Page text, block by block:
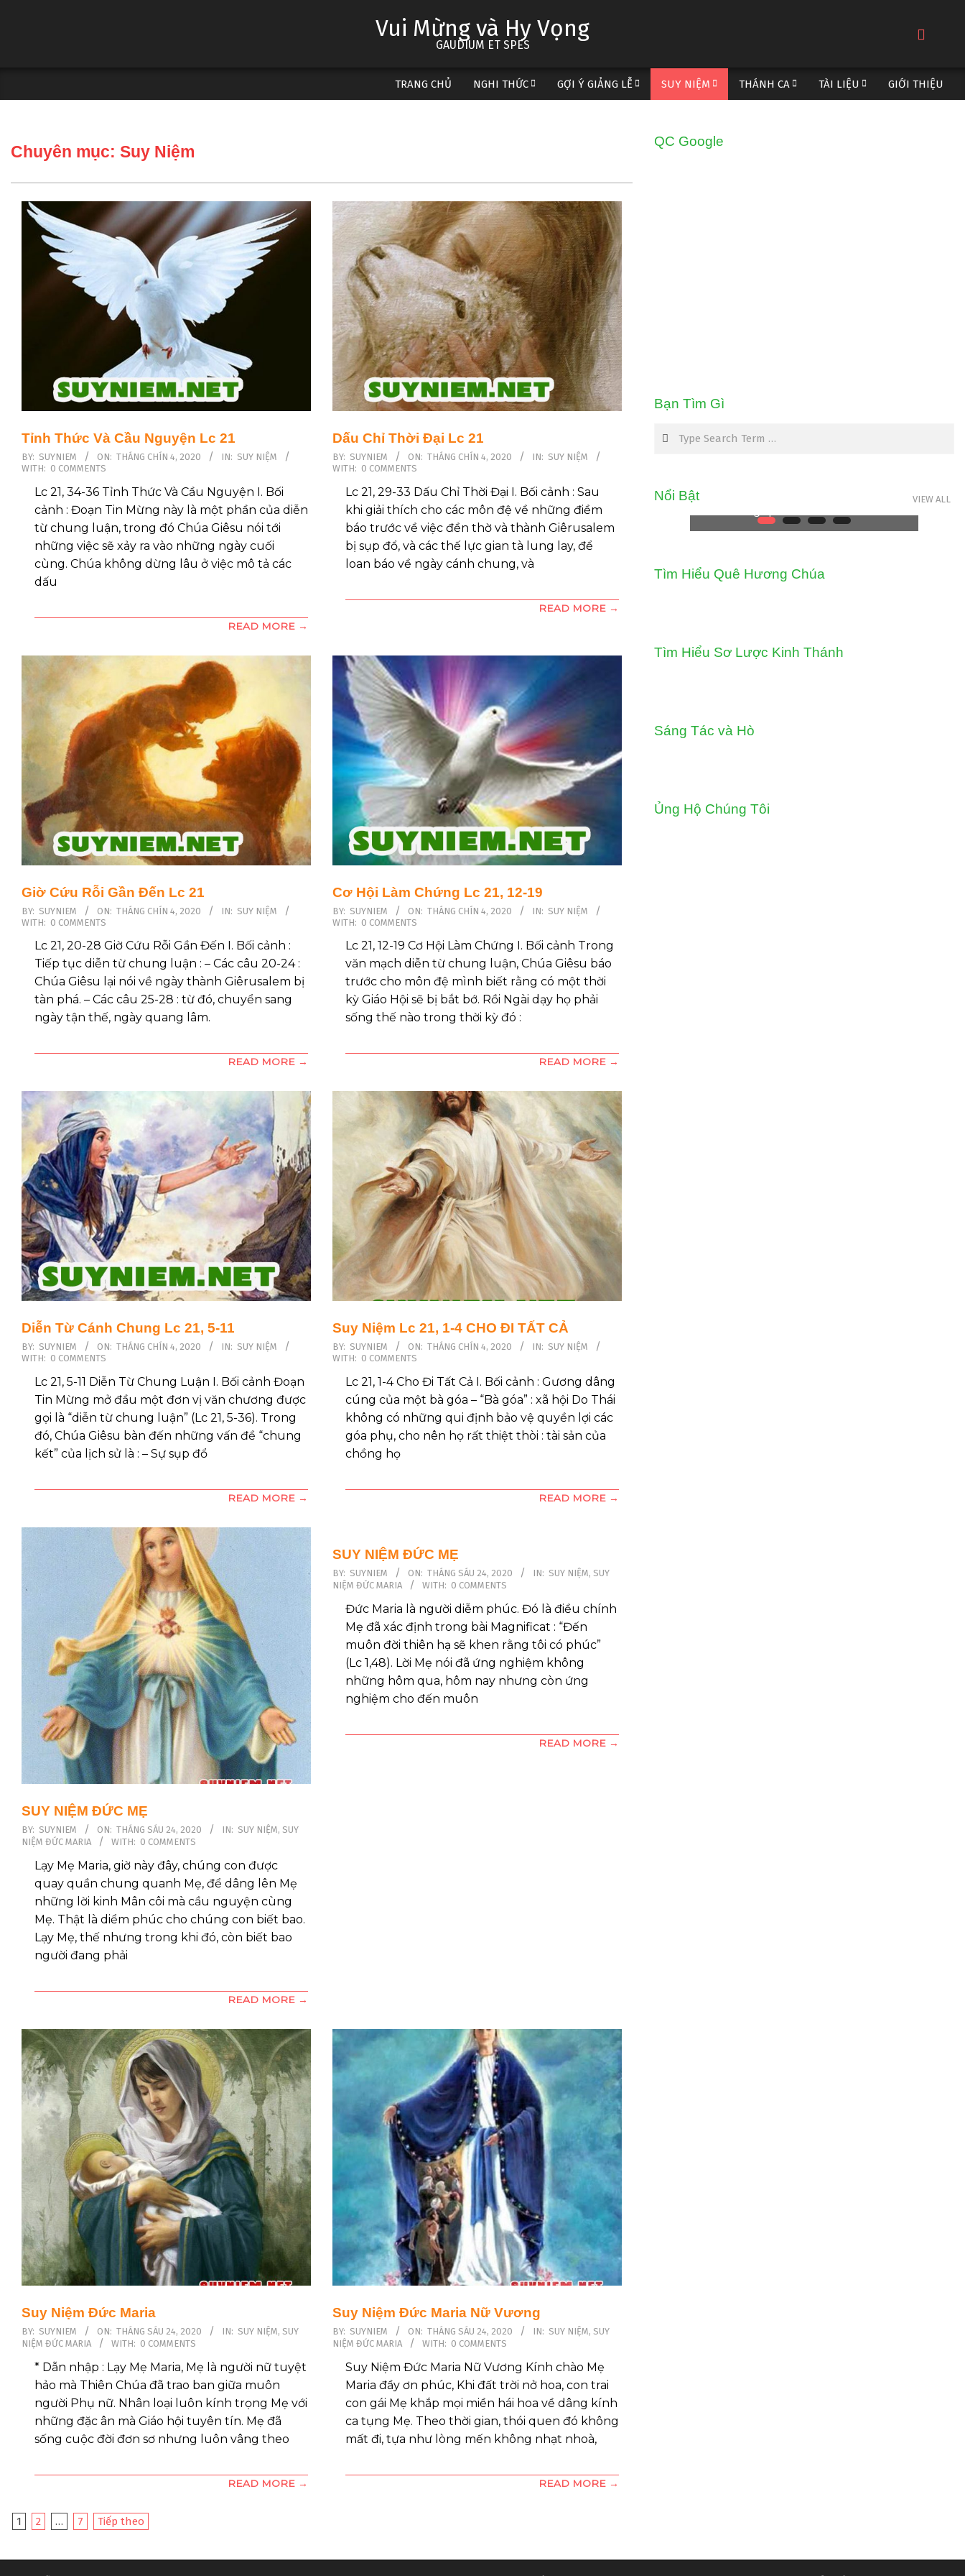
Vui Mừng và Hy Vọng
GAUDIUM ET SPES
TRANG CHỦ NGHI THỨC GỢI Ý GIẢNG LỄ SUY NIỆM THÁNH CA TÀI LIỆU GIỚI THIỆU
Chuyên mục: Suy Niệm
Tỉnh Thức Và Cầu Nguyện Lc 21
2020-
09-
BY: SUYNIEM ON: THÁNG CHÍN 4, 2020 IN: SUY NIỆM
WITH: 0 COMMENTS
Lc 21, 34-36 Tỉnh Thức Và Cầu Nguyện I. Bối
cảnh : Đoạn Tin Mừng này là một phần của diễn
từ chung luận, trong đó Chúa Giêsu nói tới
những việc sẽ xảy ra vào những ngày cuối
cùng. Chúa không dừng lâu ở việc mô tả các
dấu
READ MORE →
Dấu Chỉ Thời Đại Lc 21
2020-
09-
BY: SUYNIEM ON: THÁNG CHÍN 4, 2020 IN: SUY NIỆM
WITH: 0 COMMENTS
Lc 21, 29-33 Dấu Chỉ Thời Đại I. Bối cảnh : Sau
khi giải thích cho các môn đệ về những điềm
báo trước về việc đền thờ và thành Giêrusalem
bị sụp đổ, và các thế lực gian tà lung lay, để
loan báo về ngày cánh chung, và
READ MORE →
Giờ Cứu Rỗi Gần Đến Lc 21
2020-
09-
BY: SUYNIEM ON: THÁNG CHÍN 4, 2020 IN: SUY NIỆM
WITH: 0 COMMENTS
Lc 21, 20-28 Giờ Cứu Rỗi Gần Đến I. Bối cảnh :
Tiếp tục diễn từ chung luận : – Các câu 20-24 :
Chúa Giêsu lại nói về ngày thành Giêrusalem bị
tàn phá. – Các câu 25-28 : từ đó, chuyển sang
ngày tận thế, ngày quang lâm.
READ MORE →
Cơ Hội Làm Chứng Lc 21, 12-19
2020-
09-
BY: SUYNIEM ON: THÁNG CHÍN 4, 2020 IN: SUY NIỆM
WITH: 0 COMMENTS
Lc 21, 12-19 Cơ Hội Làm Chứng I. Bối cảnh Trong
văn mạch diễn từ chung luận, Chúa Giêsu báo
trước cho môn đệ mình biết rằng có một thời
kỳ Giáo Hội sẽ bị bắt bớ. Rồi Ngài dạy họ phải
sống thế nào trong thời kỳ đó :
READ MORE →
Diễn Từ Cánh Chung Lc 21, 5-11
2020-
09-
BY: SUYNIEM ON: THÁNG CHÍN 4, 2020 IN: SUY NIỆM
WITH: 0 COMMENTS
Lc 21, 5-11 Diễn Từ Chung Luận I. Bối cảnh Đoạn
Tin Mừng mở đầu một đơn vị văn chương được
gọi là “diễn từ chung luận” (Lc 21, 5-36). Trong
đó, Chúa Giêsu bàn đến những vấn đề “chung
kết” của lịch sử là : – Sự sụp đổ
READ MORE →
Suy Niệm Lc 21, 1-4 CHO ĐI TẤT CẢ
2020-
09-
BY: SUYNIEM ON: THÁNG CHÍN 4, 2020 IN: SUY NIỆM
WITH: 0 COMMENTS
Lc 21, 1-4 Cho Đi Tất Cả I. Bối cảnh : Gương dâng
cúng của một bà góa – “Bà góa” : xã hội Do Thái
không có những qui định bảo vệ quyền lợi các
góa phụ, cho nên họ rất thiệt thòi : tài sản của
chồng họ
READ MORE →
SUY NIỆM ĐỨC MẸ
2020-
06-
BY: SUYNIEM ON: THÁNG SÁU 24, 2020 IN: SUY NIỆM, SUY
NIỆM ĐỨC MARIA
WITH: 0 COMMENTS
Lạy Mẹ Maria, giờ này đây, chúng con được
quay quần chung quanh Mẹ, để dâng lên Mẹ
những lời kinh Mân côi mà cầu nguyện cùng
Mẹ. Thật là diểm phúc cho chúng con biết bao.
Lạy Mẹ, thế nhưng trong khi đó, còn biết bao
người đang phải
READ MORE →
SUY NIỆM ĐỨC MẸ
2020-
06-
BY: SUYNIEM ON: THÁNG SÁU 24, 2020 IN: SUY NIỆM, SUY
NIỆM ĐỨC MARIA
WITH: 0 COMMENTS
Đức Maria là người diễm phúc. Đó là điều chính
Mẹ đã xác định trong bài Magnificat : “Đến
muôn đời thiên hạ sẽ khen rằng tôi có phúc”
(Lc 1,48). Lời Mẹ nói đã ứng nghiệm không
những hôm qua, hôm nay nhưng còn ứng
nghiệm cho đến muôn
READ MORE →
Suy Niệm Đức Maria
2020-
06-
BY: SUYNIEM ON: THÁNG SÁU 24, 2020 IN: SUY NIỆM, SUY
NIỆM ĐỨC MARIA
WITH: 0 COMMENTS
* Dẫn nhập : Lạy Mẹ Maria, Mẹ là người nữ tuyệt
hảo mà Thiên Chúa đã trao ban giữa muôn
người Phụ nữ. Nhân loại luôn kính trọng Mẹ với
những đặc ân mà Giáo hội tuyên tín. Mẹ đã
sống cuộc đời đơn sơ nhưng luôn vâng theo
READ MORE →
Suy Niệm Đức Maria Nữ Vương
2020-
06-
BY: SUYNIEM ON: THÁNG SÁU 24, 2020 IN: SUY NIỆM, SUY
NIỆM ĐỨC MARIA
WITH: 0 COMMENTS
Suy Niệm Đức Maria Nữ Vương Kính chào Mẹ
Maria đầy ơn phúc, Khi đất trời nở hoa, con trai
con gái Mẹ khắp mọi miền hái hoa về dâng kính
ca tụng Mẹ. Theo thời gian, thói quen đó không
mất đi, tựa như lòng mến không nhạt nhoà,
READ MORE →
Điều
bài
1 2 … 7 Tiếp theo
QC Google
Bạn Tìm Gì
Nổi Bật VIEW ALL
Tìm hiểu BẢN VĂN TÂN ƯỚC
BẢN VĂN TÂN ƯỚC 1. Chính bản
và khoa phê bình văn bản Chính
sách thuộc bộ Tân Ước đã mai
một rất sớm. Các Giáo phụ thế kỷ
Marcion và những người lạc đạo
khác, không bao
Tìm Hiểu về TÂN ƯỚC – Học Hỏi
Kinh Thánh
Tìm Hiểu về TÂN ƯỚC – Học Hỏi
Kinh Thánh BẢN CHẤT – NGUỒN
Ước Thuật ngữ “Khế ước” (Hợp
đồng, chúc thư: Testament):
trước khi có nghĩa là một tổng thể
những cuốn sách, nó muốn diễn
tả tương quan
PHAOLÔ VÀ THƯ CHUNG CÁC
Phaolô trong Kinh bộ Cổ truyền
Tìm Hiểu Quê Hương Chúa
Tìm Hiểu Sơ Lược Kinh Thánh
Sáng Tác và Hò
Ủng Hộ Chúng Tôi